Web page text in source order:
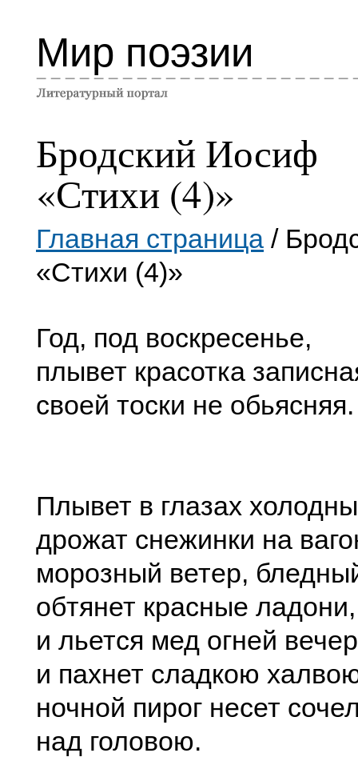
Мир поэзии
Бродский Иосиф
«Стихи (4)»
Главная страница /
«Стихи (4)»
Год, под воскресенье,
плывет красотка
своей тоски не обьясняя.
Плывет в глазах
дрожат снежинки на
морозный ветер,
обтянет красные ладони,
и льется мед огней
и пахнет сладкою
ночной пирог несет
над головою.